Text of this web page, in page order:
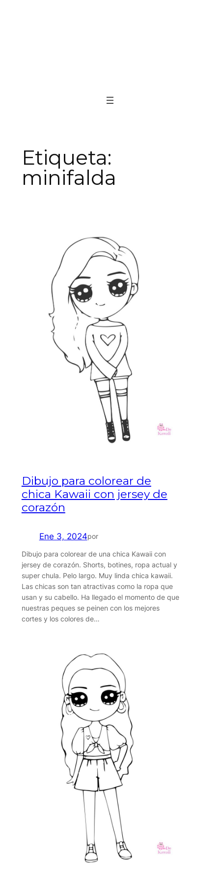
Etiqueta:
minifalda
Dibujo para colorear de
chica Kawaii con jersey de
corazón
Ene 3, 2024por
Dibujo para colorear de una chica Kawaii con
jersey de corazón. Shorts, botines, ropa actual y
super chula. Pelo largo. Muy linda chica kawaii.
Las chicas son tan atractivas como la ropa que
usan y su cabello. Ha llegado el momento de que
nuestras peques se peinen con los mejores
cortes y los colores de…